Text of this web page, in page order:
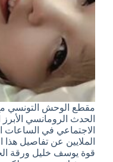
مقطع الوحش التونسي
الحدث الرومانسي
الاجتماعي في الساعات
الملايين عن تفاصيل هذا
قوة يوسف خليل ورقة